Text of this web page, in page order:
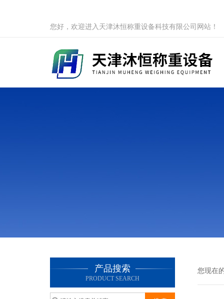
您好，欢迎进入天津沐恒称重设备科技有限公司网站！
产品搜索
PRODUCT SEARCH
您现在